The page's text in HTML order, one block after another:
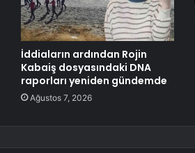
İddiaların ardından Rojin
Kabaiş dosyasındaki DNA
raporları yeniden gündemde
Ağustos 7, 2026